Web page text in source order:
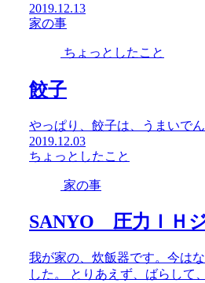
2019.12.13
家の事
ちょっとしたこと
餃子
やっぱり、餃子は、うまいで
2019.12.03
ちょっとしたこと
家の事
SANYO 圧力ＩＨ
我が家の、炊飯器です。今は
した。 とりあえず、ばらして